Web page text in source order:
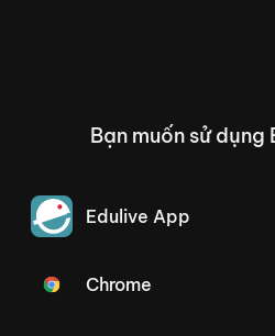
Bạn muốn sử dụng
Edulive App
Chrome